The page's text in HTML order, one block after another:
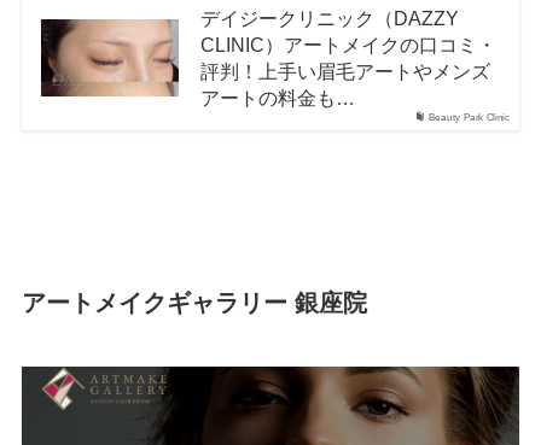
Beauty Park Clinic
デイジークリニック（DAZZY
CLINIC）アートメイクの口コミ・
評判！上手い眉毛アートやメンズ
アートの料金も…
アートメイクギャラリー 銀座院